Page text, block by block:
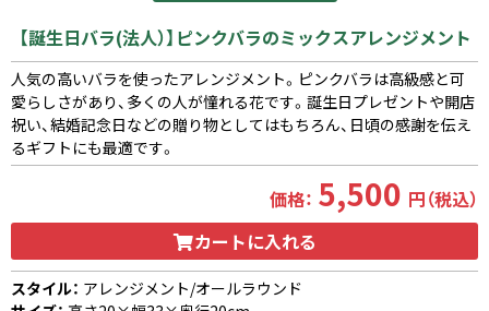
【誕生日バラ(法人）】ピンクバラのミックスアレンジメント
人気の高いバラを使ったアレンジメント。ピンクバラは高級感と可
愛らしさがあり、多くの人が憧れる花です。誕生日プレゼントや開店
祝い、結婚記念日などの贈り物としてはもちろん、日頃の感謝を伝え
るギフトにも最適です。
価格： 5,500 円（税込）
カートに入れる
スタイル： アレンジメント/オールラウンド